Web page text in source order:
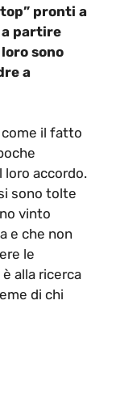
pronti a
a partire
sono
a
come il fatto
loro accordo.
sono tolte
vinto
e che non
le
alla ricerca
di chi